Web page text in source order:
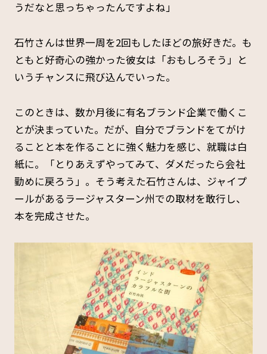
うだなと思っちゃったんですよね」
石竹さんは世界一周を2回もしたほどの旅好きだ。も
ともと好奇心の強かった彼女は「おもしろそう」と
いうチャンスに飛び込んでいった。
このときは、数か月後に有名ブランド企業で働くこ
とが決まっていた。だが、自分でブランドをてがけ
ることと本を作ることに強く魅力を感じ、就職は白
紙に。「とりあえずやってみて、ダメだったら会社
勤めに戻ろう」。そう考えた石竹さんは、ジャイプ
ールがあるラージャスターン州での取材を敢行し、
本を完成させた。